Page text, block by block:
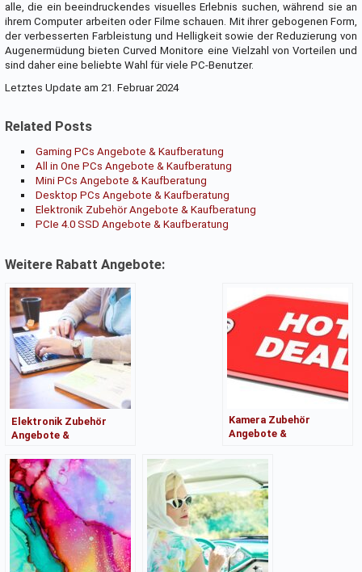
alle, die ein beeindruckendes visuelles Erlebnis suchen, während sie an
ihrem Computer arbeiten oder Filme schauen. Mit ihrer gebogenen Form,
der verbesserten Farbleistung und Helligkeit sowie der Reduzierung von
Augenermüdung bieten Curved Monitore eine Vielzahl von Vorteilen und
sind daher eine beliebte Wahl für viele PC-Benutzer.
Letztes Update am 21. Februar 2024
Related Posts
Gaming PCs Angebote & Kaufberatung
All in One PCs Angebote & Kaufberatung
Mini PCs Angebote & Kaufberatung
Desktop PCs Angebote & Kaufberatung
Elektronik Zubehör Angebote & Kaufberatung
PCIe 4.0 SSD Angebote & Kaufberatung
Weitere Rabatt Angebote:
Elektronik Zubehör
Angebote &
Kamera Zubehör
Angebote &